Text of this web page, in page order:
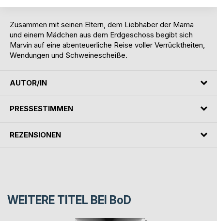
Zusammen mit seinen ­Eltern, dem ­Liebhaber der Mama
und einem Mädchen aus dem ­Erdgeschoss begibt sich
Marvin auf eine ­abenteuerliche Reise voller Verrücktheiten,
Wendungen und ­Schweinescheiße.
AUTOR/IN
PRESSESTIMMEN
REZENSIONEN
WEITERE TITEL BEI BoD